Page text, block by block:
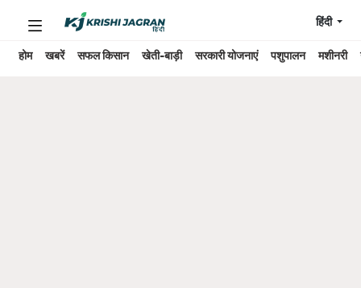
होम खबरें सफल किसान खेती-बाड़ी सरकारी योजनाएं पशुपालन मशीनरी
हिंदी